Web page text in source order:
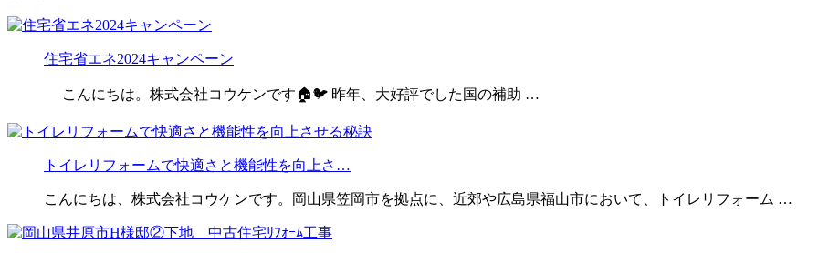
住宅省エネ2024キャンペーン
こんにちは。株式会社コウケンです🏠🐦 昨年、大好評でした国の補助 …
トイレリフォームで快適さと機能性を向上さ…
こんにちは、株式会社コウケンです。岡山県笠岡市を拠点に、近郊や広島県福山市において、トイレリフォーム …